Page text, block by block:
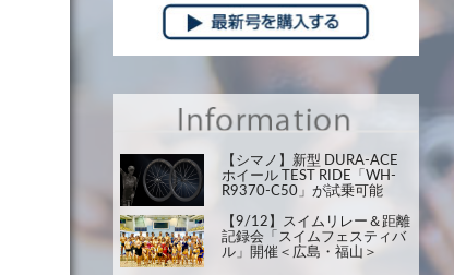
【シマノ】新型 DURA-ACE
ホイール TEST RIDE「WH-
R9370-C50」が試乗可能
【9/12】スイムリレー＆距離
記録会「スイムフェスティバ
ル」開催＜広島・福山＞